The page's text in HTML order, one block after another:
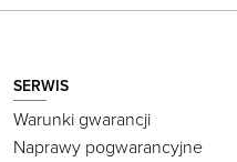
SERWIS
Warunki gwarancji
Naprawy pogwarancyjne